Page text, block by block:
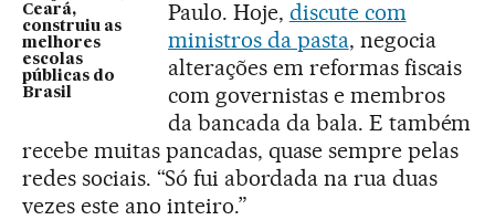
Ceará,
construiu as
melhores
escolas
públicas do
Brasil
Paulo. Hoje, discute com
ministros da pasta, negocia
alterações em reformas fiscais
com governistas e membros
da bancada da bala. E também
recebe muitas pancadas, quase sempre pelas
redes sociais. “Só fui abordada na rua duas
vezes este ano inteiro.”